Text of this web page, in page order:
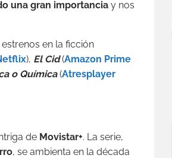
una gran importancia y nos
en la ficción
), El Cid(Amazon Prime
o Química(Atresplayer
de Movistar+. La serie,
, se ambienta en la década